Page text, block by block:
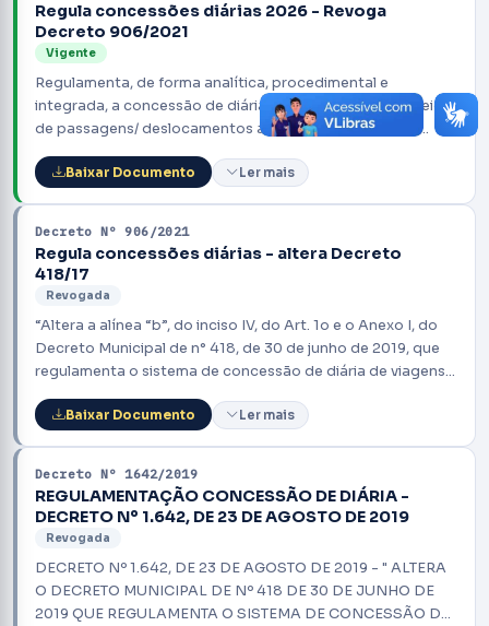
Regula concessões diárias 2026 - Revoga
Decreto 906/2021
Vigente
Regulamenta, de forma analítica, procedimental e
integrada, a concessão de diárias, indenizações e custeio
de passagens/ deslocamentos a serviço no âmbito do
Poder Executivo Municipal; define conceitos, critérios
objetivos de apuração, classificação de destinos, tetos
pacientes, disciplina cursos e treinamentos, traslados
oficiais, logística aeroportuária, incluindo deslocamento
Baixar Documento Ler mais
Decreto Nº 906/2021
Regula concessões diárias - altera Decreto
418/17
Revogada
“Altera a alínea “b”, do inciso IV, do Art. 1o e o Anexo I, do
Decreto Municipal de n° 418, de 30 de junho de 2019, que
regulamenta o sistema de concessão de diária de viagens
no âmbito da Administração Direta e Indireta do Município
de Catalão, Estado de Goiás e dá outras providências”.
Baixar Documento Ler mais
Decreto Nº 1642/2019
REGULAMENTAÇÃO CONCESSÃO DE DIÁRIA -
DECRETO Nº 1.642, DE 23 DE AGOSTO DE 2019
Revogada
DECRETO Nº 1.642, DE 23 DE AGOSTO DE 2019 - " ALTERA
O DECRETO MUNICIPAL DE Nº 418 DE 30 DE JUNHO DE
2019 QUE REGULAMENTA O SISTEMA DE CONCESSÃO DE